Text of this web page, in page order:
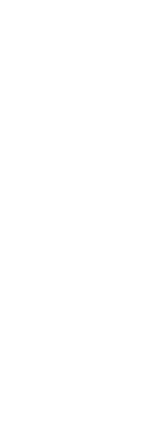
a vybavené moderními zařízeními, jako jsou
balkon nebo terasu s výhledem na město
zacvičit do fitness centra. K relaxaci a